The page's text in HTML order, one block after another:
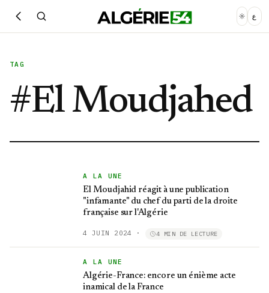
ع
TAG
#El Moudjahed
A LA UNE
El Moudjahid réagit à une publication
"infamante" du chef du parti de la droite
française sur l'Algérie
4 JUIN 2024 · 4 MIN DE LECTURE
A LA UNE
Algérie-France: encore un énième acte
inamical de la France